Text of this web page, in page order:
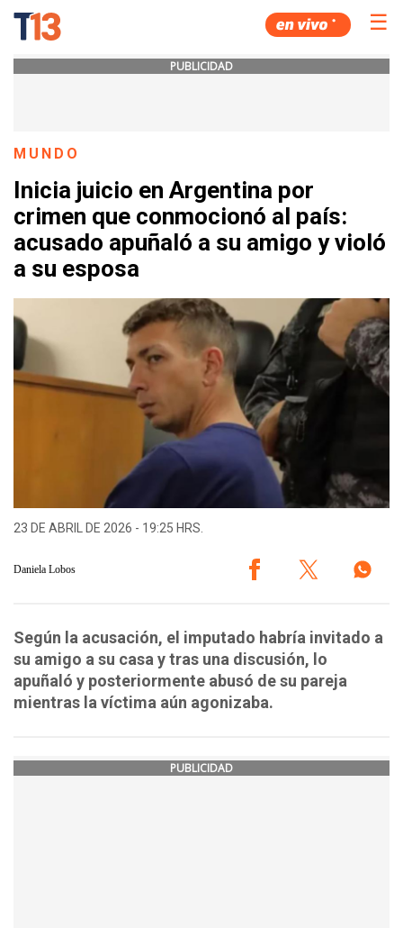
☰
PUBLICIDAD
MUNDO
Inicia juicio en Argentina por
crimen que conmocionó al país:
acusado apuñaló a su amigo y violó
a su esposa
23 DE ABRIL DE 2026 - 19:25 HRS.
Daniela Lobos
Según la acusación, el imputado habría invitado a
su amigo a su casa y tras una discusión, lo
apuñaló y posteriormente abusó de su pareja
mientras la víctima aún agonizaba.
PUBLICIDAD